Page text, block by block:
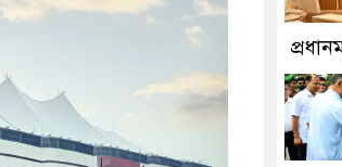
নেতৃত্ব ও গণতন্ত্রের মূর্তমান প্রতীক বেগম খালেদা জিয়া